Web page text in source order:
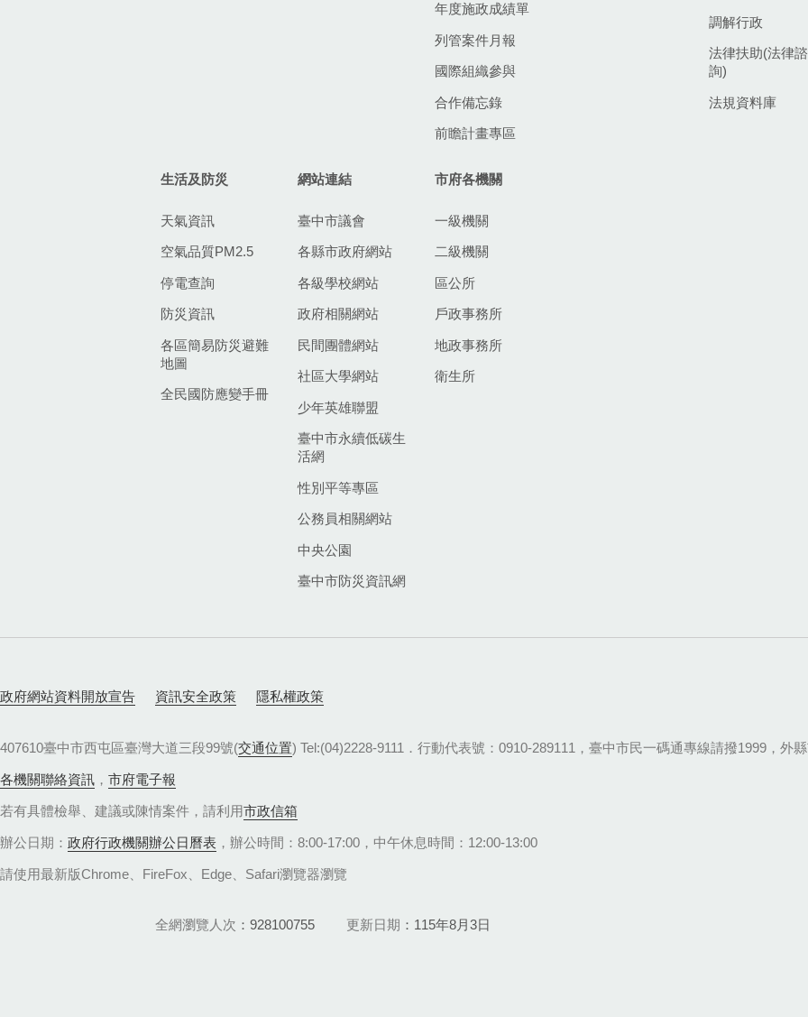
年度施政成績單
列管案件月報
國際組織參與
合作備忘錄
前瞻計畫專區
調解行政
法律扶助(法律諮
詢)
法規資料庫
生活及防災
天氣資訊
空氣品質PM2.5
停電查詢
防災資訊
各區簡易防災避難
地圖
全民國防應變手冊
網站連結
臺中市議會
各縣市政府網站
各級學校網站
政府相關網站
民間團體網站
社區大學網站
少年英雄聯盟
臺中市永續低碳生
活網
性別平等專區
公務員相關網站
中央公園
臺中市防災資訊網
市府各機關
一級機關
二級機關
區公所
戶政事務所
地政事務所
衛生所
政府網站資料開放宣告 資訊安全政策 隱私權政策
407610臺中市西屯區臺灣大道三段99號(交通位置) Tel:(04)2228-9111．行動代表號：0910-289111，臺中市民一碼通專線請撥1999，外
各機關聯絡資訊 ， 市府電子報
若有具體檢舉、建議或陳情案件，請利用市政信箱
辦公日期： 政府行政機關辦公日曆表 ，辦公時間：8:00-17:00，中午休息時間：12:00-13:00
請使用最新版Chrome、FireFox、Edge、Safari瀏覽器瀏覽
全網瀏覽人次 928100755 更新日期 115年8月3日